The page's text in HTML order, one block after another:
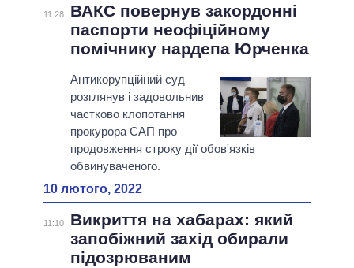
11:28
ВАКС повернув закордонні
паспорти неофіційному
помічнику нардепа Юрченка
Антикорупційний суд
розглянув і задовольнив
частково клопотання
прокурора САП про
продовження строку дії обов'язків
обвинуваченого.
10 лютого, 2022
11:10
Викриття на хабарах: який
запобіжний захід обирали
підозрюваним